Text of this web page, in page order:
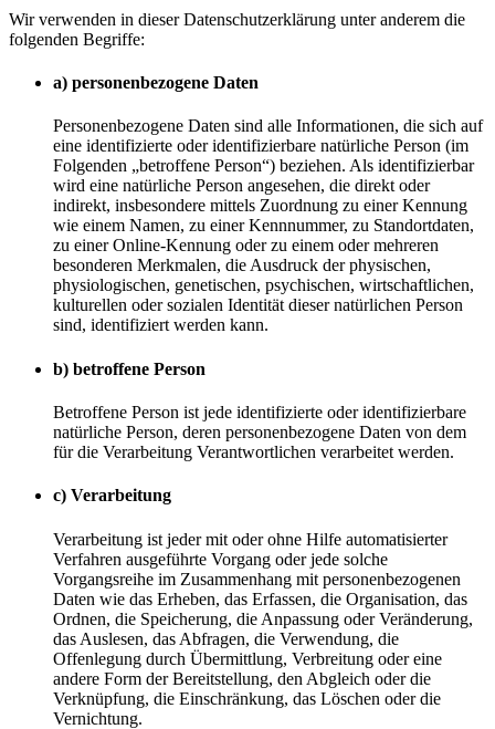
Wir verwenden in dieser Datenschutzerklärung unter anderem die
folgenden Begriffe:
a) personenbezogene Daten
Personenbezogene Daten sind alle Informationen, die sich auf
eine identifizierte oder identifizierbare natürliche Person (im
Folgenden „betroffene Person“) beziehen. Als identifizierbar
wird eine natürliche Person angesehen, die direkt oder
indirekt, insbesondere mittels Zuordnung zu einer Kennung
wie einem Namen, zu einer Kennnummer, zu Standortdaten,
zu einer Online-Kennung oder zu einem oder mehreren
besonderen Merkmalen, die Ausdruck der physischen,
physiologischen, genetischen, psychischen, wirtschaftlichen,
kulturellen oder sozialen Identität dieser natürlichen Person
sind, identifiziert werden kann.
b) betroffene Person
Betroffene Person ist jede identifizierte oder identifizierbare
natürliche Person, deren personenbezogene Daten von dem
für die Verarbeitung Verantwortlichen verarbeitet werden.
c) Verarbeitung
Verarbeitung ist jeder mit oder ohne Hilfe automatisierter
Verfahren ausgeführte Vorgang oder jede solche
Vorgangsreihe im Zusammenhang mit personenbezogenen
Daten wie das Erheben, das Erfassen, die Organisation, das
Ordnen, die Speicherung, die Anpassung oder Veränderung,
das Auslesen, das Abfragen, die Verwendung, die
Offenlegung durch Übermittlung, Verbreitung oder eine
andere Form der Bereitstellung, den Abgleich oder die
Verknüpfung, die Einschränkung, das Löschen oder die
Vernichtung.